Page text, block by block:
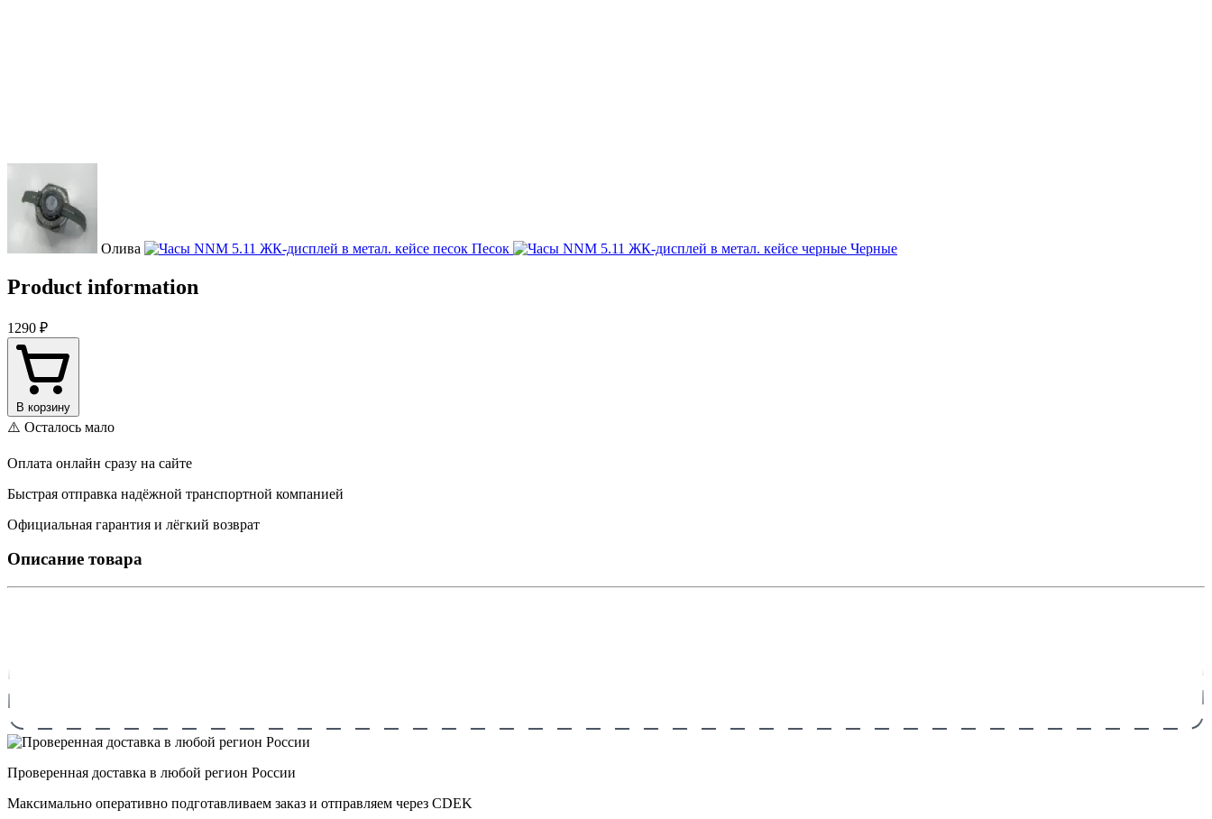
Олива Песок Черные
Product information
1290 ₽
В корзину
⚠️ Осталось мало
Оплата онлайн сразу на сайте
Быстрая отправка надёжной транспортной компанией
Официальная гарантия и лёгкий возврат
Описание товара
Проверенная доставка в любой регион России
Максимально оперативно подготавливаем заказ и отправляем через CDEK